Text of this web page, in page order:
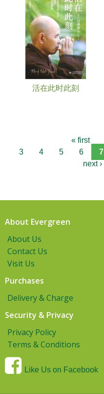
活在此时此刻
« first
3
4 5 6 7
next ›
About Evergreen
About Us
Contact Us
Visit Us
Purchases
Delivery & Charge
Security & Privacy
Privacy Policy
Terms & Conditions
Like Us on Facebook